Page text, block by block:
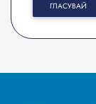
ГЛАСУВАЙ